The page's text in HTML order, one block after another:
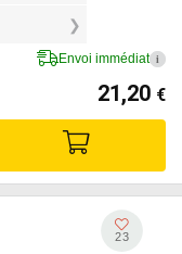
Envoi immédiat i
21,20 €
23